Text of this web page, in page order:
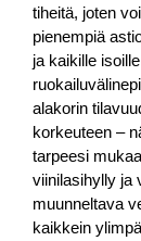
tiheitä, joten
pienempiä
ja kaikille
alakorin
korkeuteen –
tarpeesi
viinilasihylly ja
muunneltava
kaikkein